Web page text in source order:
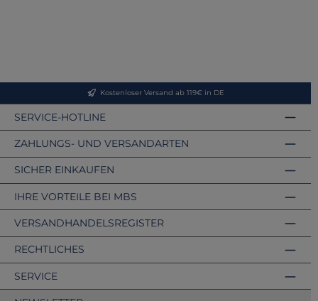
Kostenloser Versand ab 119€ in DE
SERVICE-HOTLINE
ZAHLUNGS- UND VERSANDARTEN
VERSANDHANDELSREGISTER
SICHER EINKAUFEN
IHRE VORTEILE BEI MBS
RECHTLICHES
SERVICE